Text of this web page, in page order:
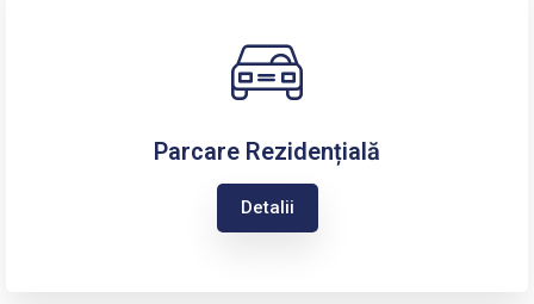
Parcare Rezidențială
Detalii